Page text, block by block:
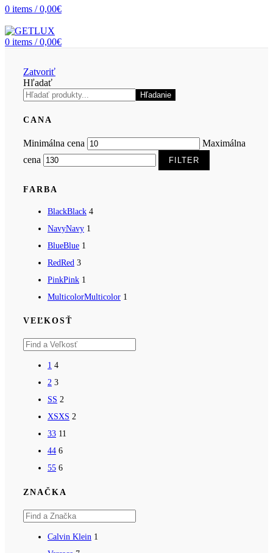
0 items / 0,00€
0 items / 0,00€
Zatvoriť
Hľadať
Hľadanie
CANA
Minimálna cena
Maximálna
cena
FILTER
FARBA
BlackBlack 4
NavyNavy 1
BlueBlue 1
RedRed 3
PinkPink 1
MulticolorMulticolor 1
VEĽKOSŤ
1 4
2 3
SS 2
XSXS 2
33 11
44 6
55 6
ZNAČKA
Calvin Klein 1